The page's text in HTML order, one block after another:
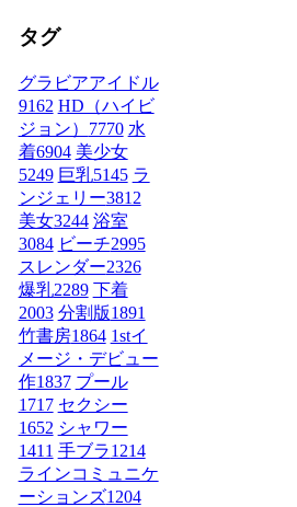
タグ
グラビアアイドル
9162 HD（ハイビ
ジョン） 7770 水
着6904 美少女
5249 巨乳5145 ラ
ンジェリー3812
美女3244 浴室
3084 ビーチ2995
スレンダー2326
爆乳2289 下着
2003 分割版1891
竹書房1864 1stイ
メージ・デビュー
作1837 プール
1717 セクシー
1652 シャワー
1411 手ブラ1214
ラインコミュニケ
ーションズ1204